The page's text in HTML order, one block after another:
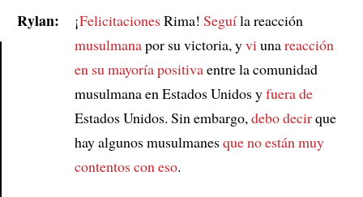
Rylan: ¡FelicitacionesRima! Seguíla reacción
musulmanapor su victoria, yvi unareacción
en su mayoría positivaentre la comunidad
musulmana en Estados Unidos yfuera de
Estados Unidos. Sin embargo, debo decirque
hay algunos musulmanesque no están muy
contentos con eso.